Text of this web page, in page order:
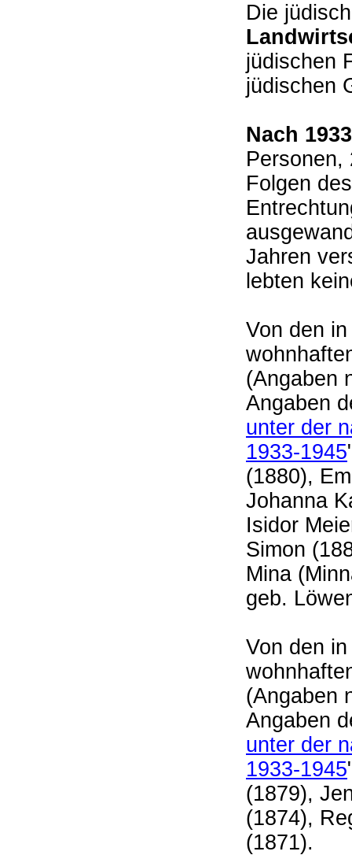
Die
jüdischen
jüdischen
Nach 1933
Personen,
Folgen
Jahren
lebten
Von den
(Angaben
Angaben
unter der
1933-1945
(1880),
Johanna
Isidor
Simon
Mina
geb.
Von den in
(Angaben
Angaben
unter der
1933-1945
(1879),
(1874),
(1871).